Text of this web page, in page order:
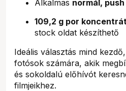
Alkalmas normál,
109,2 g por
stock oldat készíthető
Ideális választás mind
fotósok számára, akik
és sokoldalú előhívót
filmjeikhez.